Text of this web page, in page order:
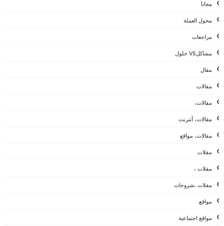
مجانا
محول العملة
مراجعات
مشاكلVS حلول
مقال
مقالات
مقالات،
مقالات، أنترنت
مقالات، مواقع
مقلات
مقلات ،
مقلات ،شروحات
مواقع
مواقع اجتماعية